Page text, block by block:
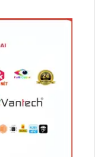
nghiên dọc 90